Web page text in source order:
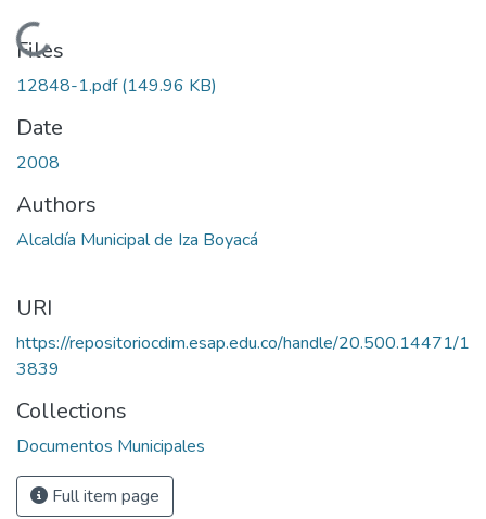
Loading...
Files
12848-1.pdf(149.96 KB)
Date
2008
Authors
Alcaldía Municipal de Iza Boyacá
URI
https://repositoriocdim.esap.edu.co/handle/20.500.14471/1
3839
Collections
Documentos Municipales
Full item page